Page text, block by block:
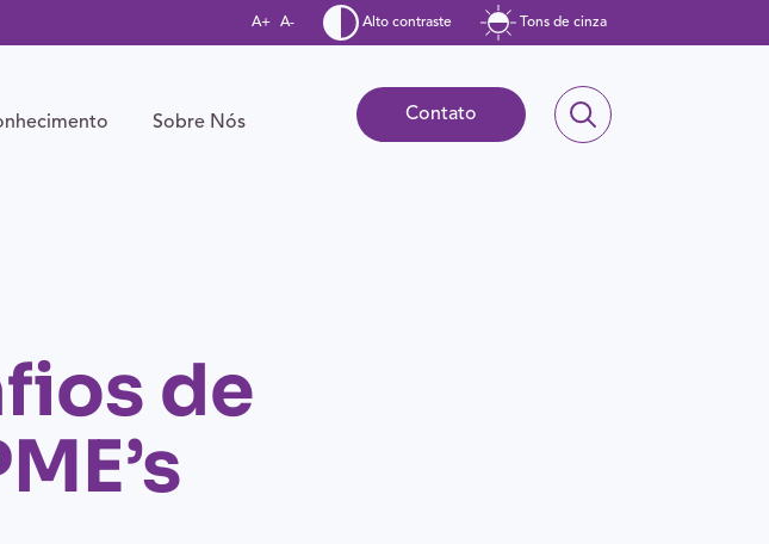
A+ A- Alto contraste Tons de cinza
Sobre Nós Contato
de